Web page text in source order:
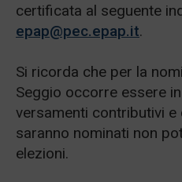
certificata al seguente
epap@pec.epap.it.
Si ricorda che per la
Seggio occorre essere
versamenti contributivi e
saranno nominati non
elezioni.